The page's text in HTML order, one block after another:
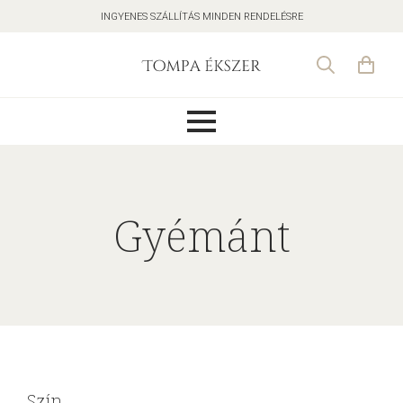
INGYENES SZÁLLÍTÁS MINDEN RENDELÉSRE
Gyémánt